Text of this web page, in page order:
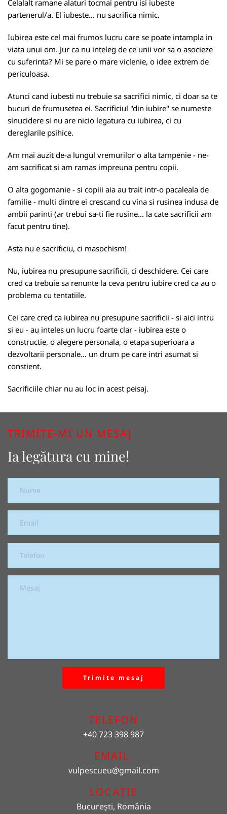
Celalalt ramane alaturi tocmai pentru isi iubeste
partenerul/a. El iubeste... nu sacrifica nimic.
Iubirea este cel mai frumos lucru care se poate intampla in
viata unui om. Jur ca nu inteleg de ce unii vor sa o asocieze
cu suferinta? Mi se pare o mare viclenie, o idee extrem de
periculoasa.
Atunci cand iubesti nu trebuie sa sacrifici nimic, ci doar sa te
bucuri de frumusetea ei. Sacrificiul "din iubire" se numeste
sinucidere si nu are nicio legatura cu iubirea, ci cu
dereglarile psihice.
Am mai auzit de-a lungul vremurilor o alta tampenie - ne-
am sacrificat si am ramas impreuna pentru copii.
O alta gogomanie - si copiii aia au trait intr-o pacaleala de
familie - multi dintre ei crescand cu vina si rusinea indusa de
ambii parinti (ar trebui sa-ti fie rusine... la cate sacrificii am
facut pentru tine).
Asta nu e sacrificiu, ci masochism!
Nu, iubirea nu presupune sacrificii, ci deschidere. Cei care
cred ca trebuie sa renunte la ceva pentru iubire cred ca au o
problema cu tentatiile.
Cei care cred ca iubirea nu presupune sacrificii - si aici intru
si eu - au inteles un lucru foarte clar - iubirea este o
constructie, o alegere personala, o etapa superioara a
dezvoltarii personale... un drum pe care intri asumat si
constient.
Sacrificiile chiar nu au loc in acest peisaj.
TRIMITE-MI UN MESAJ
Ia legătura cu mine!
Trimite mesaj
TELEFON
+40 723 398 987
EMAIL
vulpescueu@gmail.com
LOCAȚIE
București, România